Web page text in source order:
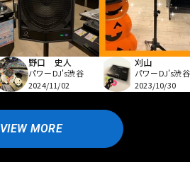
野口 史人
パワーDJ's渋谷
2024/11/02
刈山
パワーDJ's渋谷
2023/10/30
VIEW MORE